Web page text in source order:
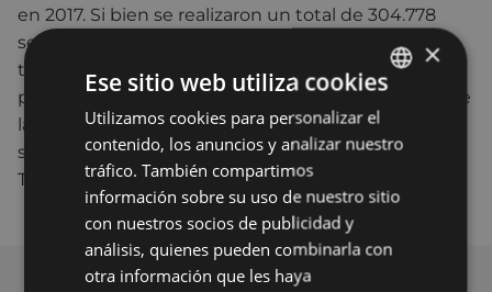
en 2017. Si bien se realizaron un total de 304.778
sesiones a la web, de todas ellas, 22.437 lo fueron a
través de referencias sociales. Sin ir más lejos, la
página de Facebook del Ayuntamiento de Eibar fue
la principal aportadora con un total de 19.374
sesiones realizadas, seguida de la cuenta oficial de
Twitter con 2.838 visitas.
BASQUE
SPANISH
×
Ese sitio web utiliza cookies
Utilizamos cookies para personalizar el
contenido, los anuncios y analizar nuestro
tráfico. También compartimos
información sobre su uso de nuestro sitio
con nuestros socios de publicidad y
análisis, quienes pueden combinarla con
otra información que les haya